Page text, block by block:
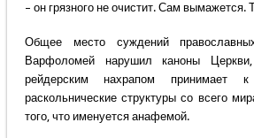
– он грязного не очистит. Сам вымажется.
Общее место суждений
Варфоломей нарушил каноны Церкви,
рейдерским нахрапом
раскольнические структуры со всего
того, что именуется анафемой.